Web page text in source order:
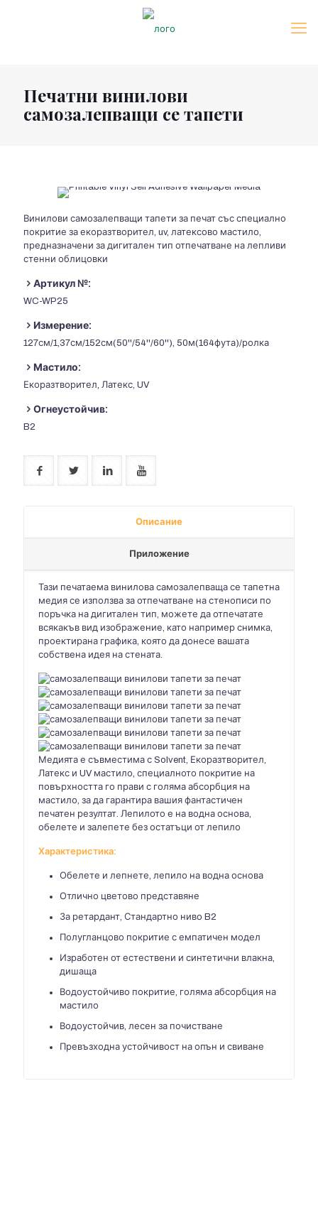
Печатни винилови
самозалепващи се тапети
Винилови самозалепващи тапети за печат със специално
покритие за екоразтворител, uv, латексово мастило,
предназначени за дигитален тип отпечатване на лепливи
стенни облицовки
Артикул №:
WC-WP25
Измерение:
127см/1,37см/152см(50''/54''/60''), 50м(164фута)/ролка
Мастило:
Екоразтворител, Латекс, UV
Огнеустойчив:
B2
Описание
Приложение
Тази печатаема винилова самозалепваща се тапетна
медия се използва за отпечатване на стенописи по
поръчка на дигитален тип, можете да отпечатате
всякакъв вид изображение, като например снимка,
проектирана графика, която да донесе вашата
собствена идея на стената.
Медията е съвместима с Solvent, Екоразтворител,
Латекс и UV мастило, специалното покритие на
повърхността го прави с голяма абсорбция на
мастило, за да гарантира вашия фантастичен
печатен резултат. Лепилото е на водна основа,
обелете и залепете без остатъци от лепило
Характеристика:
Обелете и лепнете, лепило на водна основа
Отлично цветово представяне
За ретардант, Стандартно ниво B2
Полугланцово покритие с емпатичен модел
Изработен от естествени и синтетични влакна,
дишаща
Водоустойчиво покритие, голяма абсорбция на
мастило
Водоустойчив, лесен за почистване
Превъзходна устойчивост на опън и свиване